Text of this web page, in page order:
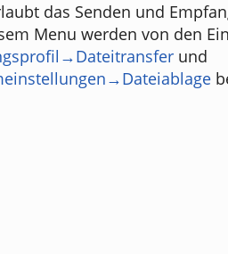
das Senden und
Menu werden von den
und